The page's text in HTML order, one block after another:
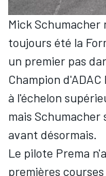
Mick Schumacher
toujours été la
un premier pas
Champion
à l'échelon
mais
avant désormais.
Le pilote Prema
premières